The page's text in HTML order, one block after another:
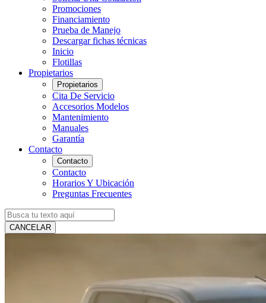
Promociones
Financiamiento
Prueba de Manejo
Descargar fichas técnicas
Inicio
Flotillas
Propietarios
Propietarios
Cita De Servicio
Accesorios Modelos
Mantenimiento
Manuales
Garantía
Contacto
Contacto
Contacto
Horarios Y Ubicación
Preguntas Frecuentes
CANCELAR